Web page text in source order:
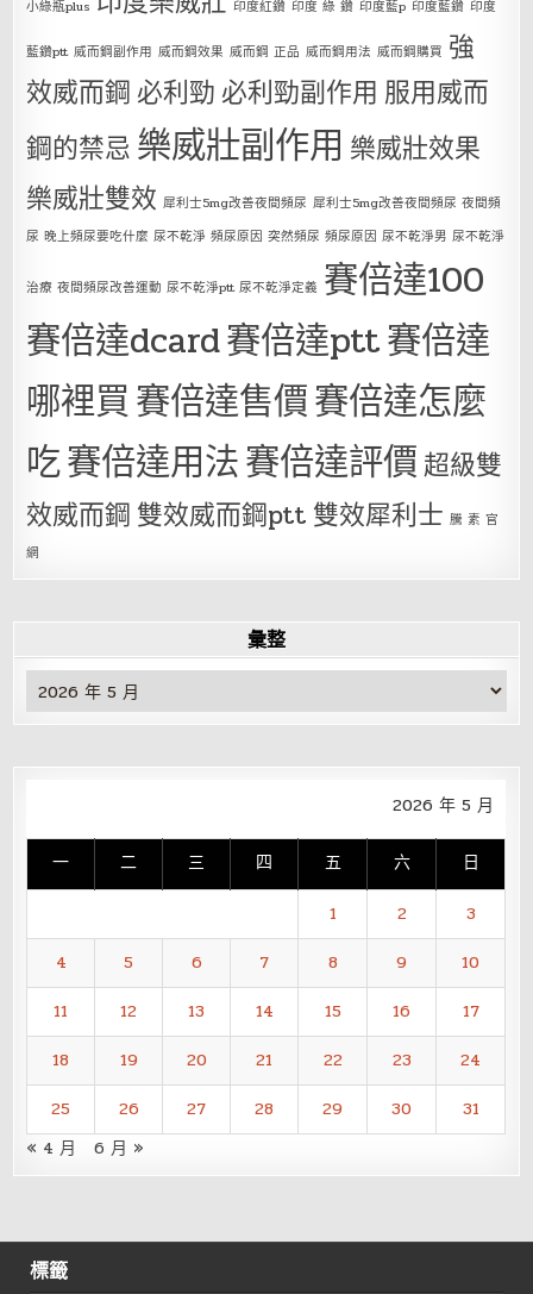
小綠瓶plus 印度紅鑽 印度 綠 鑽 印度藍p 印度藍鑽 印度
藍鑽ptt 威而鋼副作用 威而鋼效果 威而鋼 正品 威而鋼用法 威而鋼購買 強
效威而鋼 必利勁 必利勁副作用 服用威而
鋼的禁忌 樂威壯副作用 樂威壯效果
樂威壯雙效 犀利士5mg改善夜間頻尿 犀利士5mg改善夜間頻尿 夜間頻
尿 晚上頻尿要吃什麼 尿不乾淨 頻尿原因 突然頻尿 頻尿原因 尿不乾淨男 尿不乾淨
治療 夜間頻尿改善運動 尿不乾淨ptt 尿不乾淨定義 賽倍達100
賽倍達dcard賽倍達ptt賽倍達
哪裡買賽倍達售價賽倍達怎麼
吃賽倍達用法賽倍達評價超級雙
效威而鋼 雙效威而鋼ptt 雙效犀利士 騰 素 官
網
彙整
彙
整
2026 年 5 月
一 二 三 四 五 六 日
1 2
3
4
5 6 7 8 9
10
11
12 13 14 15 16
17
18
19 20 21 22 23
24
25
26 27 28 29 30
31
« 4 月
6 月 »
標籤